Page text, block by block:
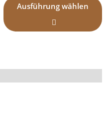
Ausführung wählen